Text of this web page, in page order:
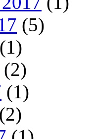
(5)
(1)
(2)
(1)
(2)